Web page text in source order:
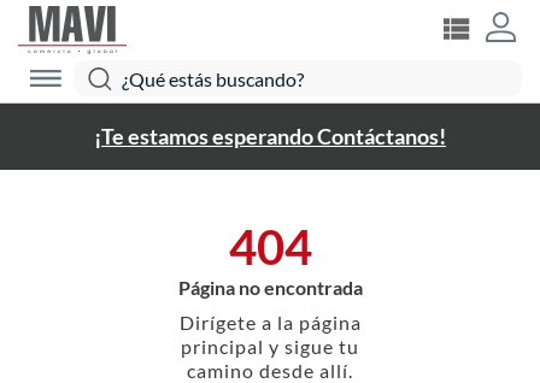
¡Te estamos esperando Contáctanos!
404
Página no encontrada
Dirígete a la página
principal y sigue tu
camino desde allí.